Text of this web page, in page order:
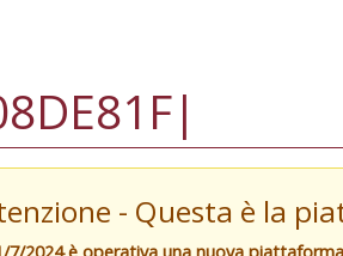
- Questa è la
7/2024 è operativa una nuova piattaforma